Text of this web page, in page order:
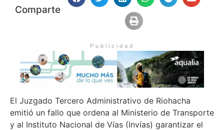
Comparte
Publicidad
El Juzgado Tercero Administrativo de Riohacha
emitió un fallo que ordena al Ministerio de Transporte
y al Instituto Nacional de Vías (Invías) garantizar el